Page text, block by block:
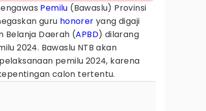
Pemilu (Bawaslu) Provinsi
guru honorer yang digaji
Belanja Daerah (APBD) dilarang
2024. Bawaslu NTB akan
pemilu 2024, karena
calon tertentu.